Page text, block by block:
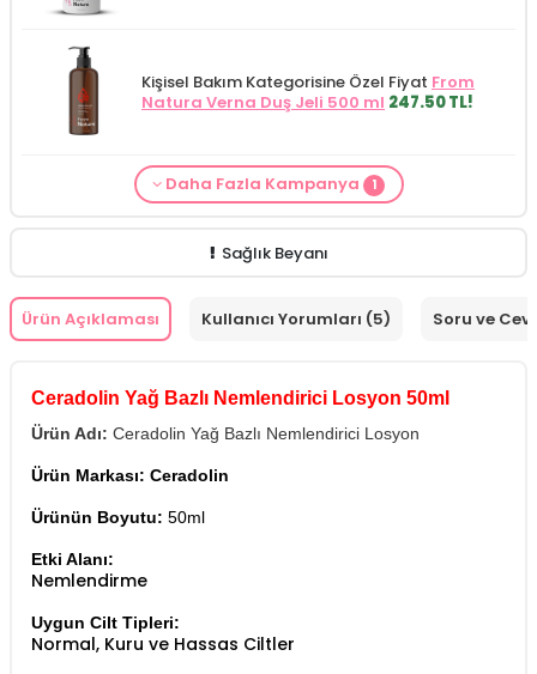
Kişisel Bakım Kategorisine Özel Fiyat From
Natura Verna Duş Jeli 500 ml 247.50 TL!
Cilt Bakım ürünü siparişinizdeMamaaura
Daha Fazla Kampanya 1
Sağlık Beyanı
Ürün Açıklaması Kullanıcı Yorumları (5) Soru ve
Ceradolin Yağ Bazlı Nemlendirici Losyon 50ml
Ürün Adı: Ceradolin Yağ Bazlı Nemlendirici Losyon
Ürün Markası: Ceradolin
Ürünün Boyutu: 50ml
Etki Alanı:
Nemlendirme
Uygun Cilt Tipleri:
Normal, Kuru ve Hassas Ciltler